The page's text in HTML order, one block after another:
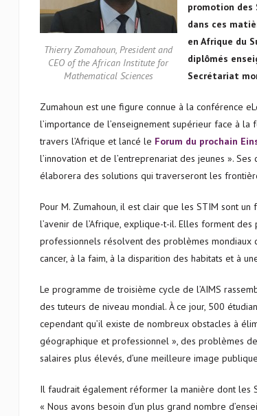
Thierry Zomahoun, President and
CEO of the African Institute for
Mathematical Sciences
promotion des
dans ces
en Afrique du
diplômés
Secrétariat
Zumahoun est une figure connue à la conférence
l’importance de l’enseignement supérieur face à
travers l’Afrique et lancé le Forum du prochain
l’innovation et de l’entreprenariat des jeunes ».
élaborera des solutions qui traverseront les
Pour M. Zumahoun, il est clair que les STIM sont
l’avenir de l’Afrique, explique-t-il. Elles forment
professionnels résolvent des problèmes mondiaux
cancer, à la faim, à la disparition des habitats et à
Le programme de troisième cycle de l’AIMS
des tuteurs de niveau mondial. À ce jour, 500
cependant qu’il existe de nombreux obstacles à
géographique et professionnel », des problèmes de
salaires plus élevés, d’une meilleure image
Il faudrait également réformer la manière dont les
« Nous avons besoin d’un plus grand nombre